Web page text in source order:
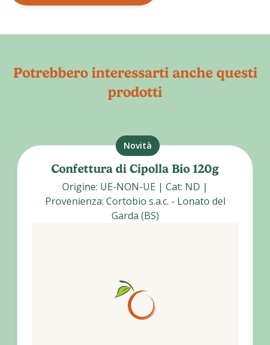
Potrebbero interessarti anche questi
prodotti
Confettura di Cipolla Bio 120g
Origine: UE-NON-UE | Cat: ND |
Provenienza: Cortobio s.a.c. - Lonato del
Garda (BS)
Novità